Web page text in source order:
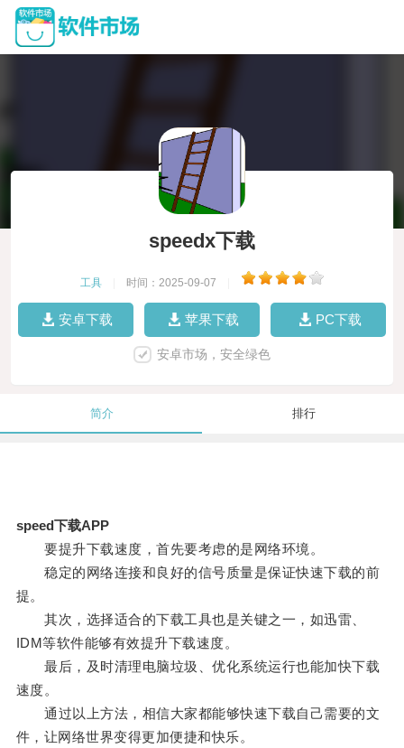
speedx下载
工具 时间：2025-09-07
安卓下载 苹果下载 PC下载
安卓市场，安全绿色
简介 排行
speed下载APP
要提升下载速度，首先要考虑的是网络环境。
稳定的网络连接和良好的信号质量是保证快速下载的前
提。
其次，选择适合的下载工具也是关键之一，如迅雷、
IDM等软件能够有效提升下载速度。
最后，及时清理电脑垃圾、优化系统运行也能加快下载
速度。
通过以上方法，相信大家都能够快速下载自己需要的文
件，让网络世界变得更加便捷和快乐。